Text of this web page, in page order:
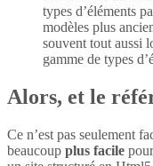
types d’éléments
modèles plus
souvent tout aussi
gamme de types
Alors, et le
Ce n’est pas seulement
beaucoup plus facile